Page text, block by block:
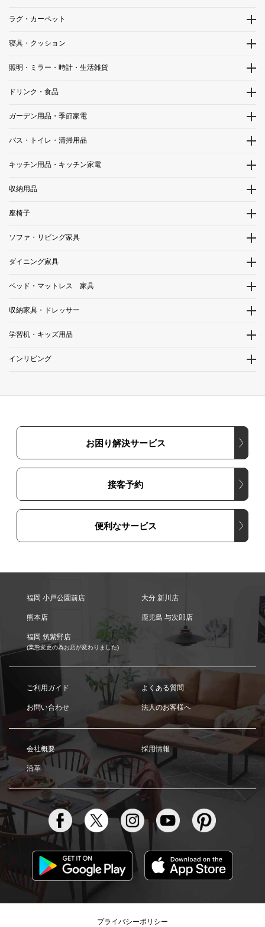
ラグ・カーペット
寝具・クッション
照明・ミラー・時計・生活雑貨
ドリンク・食品
ガーデン用品・季節家電
バス・トイレ・清掃用品
キッチン用品・キッチン家電
収納用品
座椅子
ソファ・リビング家具
ダイニング家具
ベッド・マットレス 家具
収納家具・ドレッサー
学習机・キッズ用品
インリビング
お困り解決サービス
接客予約
便利なサービス
福岡 小戸公園前店 大分 新川店
熊本店 鹿児島 与次郎店
福岡 筑紫野店
(業態変更の為お店が変わりました)
ご利用ガイド よくある質問
お問い合わせ 法人のお客様へ
会社概要 採用情報
沿革
プライバシーポリシー